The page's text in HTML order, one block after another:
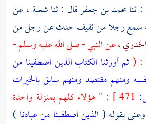
ثنامحمد بن جعفرقال : ثناشعبة ،عن
سمع رجلا منثقيفحدث عن رجل من
،عن النبي - صلى الله عليه وسلم -
: (ثم أورثنا الكتاب الذين اصطفينا من
ومنهم مقتصد ومنهم سابق بالخيرات
: " هؤلاء كلهم بمنزلة واحدة
بقوله ( الذين اصطفينا من عبادنا )